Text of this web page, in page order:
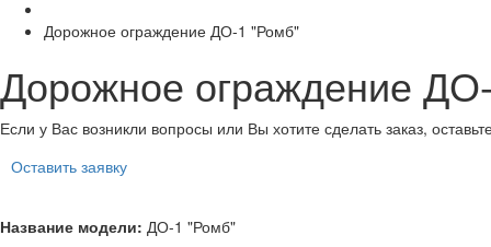
Дорожное ограждение ДО-1 "Ромб"
Дорожное ограждение
Если у Вас возникли вопросы или Вы хотите сделать заказ,
Оставить заявку
Название модели: ДО-1 "Ромб"